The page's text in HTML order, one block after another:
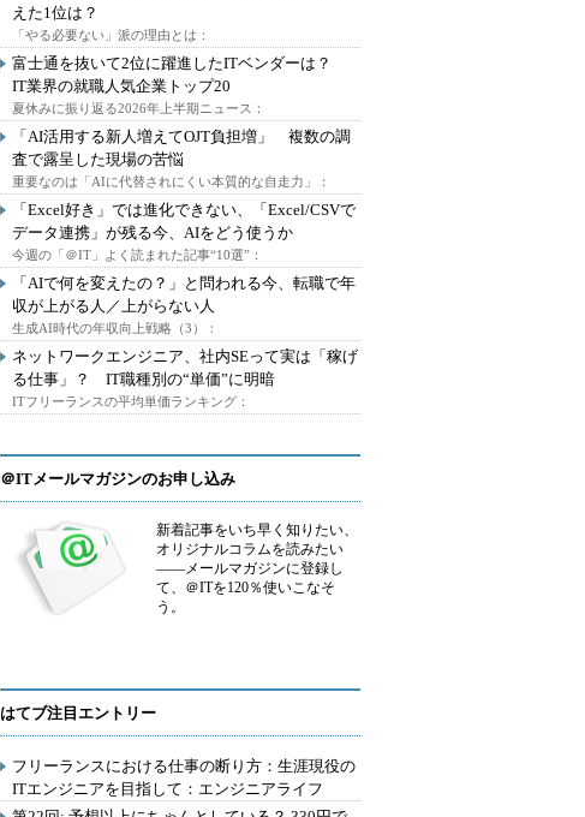
えた1位は？
「やる必要ない」派の理由とは：
富士通を抜いて2位に躍進したITベンダーは？
IT業界の就職人気企業トップ20
夏休みに振り返る2026年上半期ニュース：
「AI活用する新人増えてOJT負担増」 複数の調
査で露呈した現場の苦悩
重要なのは「AIに代替されにくい本質的な自走力」：
「Excel好き」では進化できない、「Excel/CSVで
データ連携」が残る今、AIをどう使うか
今週の「＠IT」よく読まれた記事“10選”：
「AIで何を変えたの？」と問われる今、転職で年
収が上がる人／上がらない人
生成AI時代の年収向上戦略（3）：
ネットワークエンジニア、社内SEって実は「稼げ
る仕事」？ IT職種別の“単価”に明暗
ITフリーランスの平均単価ランキング：
＠ITメールマガジンのお申し込み
新着記事をいち早く知りたい、
オリジナルコラムを読みたい
――メールマガジンに登録し
て、＠ITを120％使いこなそ
う。
はてブ注目エントリー
フリーランスにおける仕事の断り方：生涯現役の
ITエンジニアを目指して：エンジニアライフ